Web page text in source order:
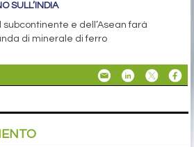
SULL’INDIA
subcontinente e dell’Asean farà
di minerale di ferro